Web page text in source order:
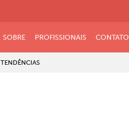
SOBRE PROFISSIONAIS CONTATO
TENDÊNCIAS